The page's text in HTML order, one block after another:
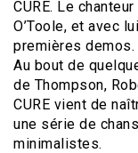
CURE. Le
O’Toole, et avec
premières demos.
Au bout de
de Thompson,
CURE vient de
une série de
minimalistes.